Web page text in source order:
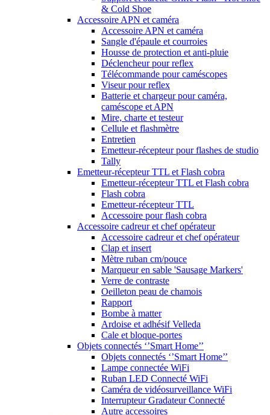
& Cold Shoe
Accessoire APN et caméra
Accessoire APN et caméra
Sangle d'épaule et courroies
Housse de protection et anti-pluie
Déclencheur pour reflex
Télécommande pour caméscopes
Viseur pour reflex
Batterie et chargeur pour caméra,
caméscope et APN
Mire, charte et testeur
Cellule et flashmètre
Entretien
Emetteur-récepteur pour flashes de studio
Tally
Emetteur-récepteur TTL et Flash cobra
Emetteur-récepteur TTL et Flash cobra
Flash cobra
Emetteur-récepteur TTL
Accessoire pour flash cobra
Accessoire cadreur et chef opérateur
Accessoire cadreur et chef opérateur
Clap et insert
Mètre ruban cm/pouce
Marqueur en sable 'Sausage Markers'
Verre de contraste
Oeilleton peau de chamois
Rapport
Bombe à matter
Ardoise et adhésif Velleda
Cale et bloque-portes
Objets connectés ‘’Smart Home’’
Objets connectés ‘’Smart Home’’
Lampe connectée WiFi
Ruban LED Connecté WiFi
Caméra de vidéosurveillance WiFi
Interrupteur Gradateur Connecté
Autre accessoires